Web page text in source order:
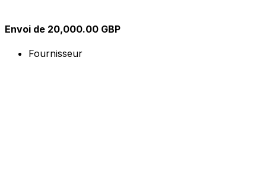
Envoi de 20,000.00 GBP
Fournisseur